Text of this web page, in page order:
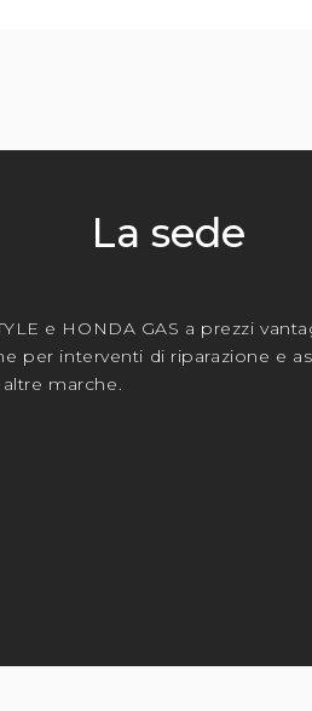
La sede
e HONDA GAS a prezzi
per interventi di riparazione e
marche.